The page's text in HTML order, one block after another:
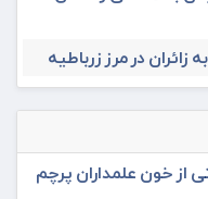
در مرز زرباطیه
از خون علمداران پرچم